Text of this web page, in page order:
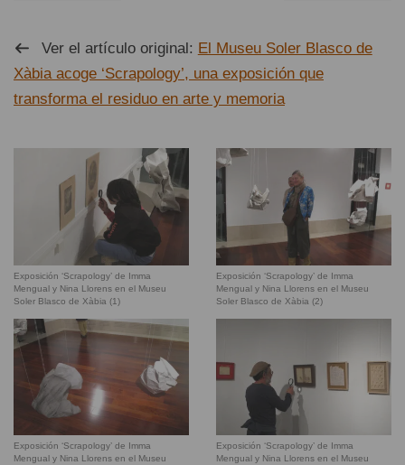
Ver el artículo original: El Museu Soler Blasco de
Xàbia acoge ‘Scrapology’, una exposición que
transforma el residuo en arte y memoria
Exposición ‘Scrapology’ de Imma
Mengual y Nina Llorens en el Museu
Soler Blasco de Xàbia (1)
Exposición ‘Scrapology’ de Imma
Mengual y Nina Llorens en el Museu
Soler Blasco de Xàbia (2)
Exposición ‘Scrapology’ de Imma
Mengual y Nina Llorens en el Museu
Exposición ‘Scrapology’ de Imma
Mengual y Nina Llorens en el Museu